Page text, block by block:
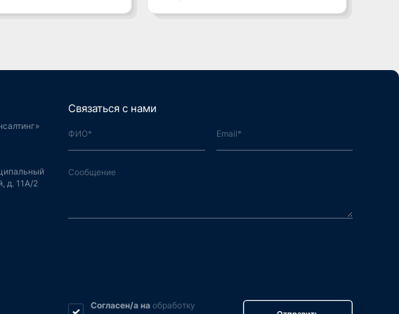
д. 11А/2
Связаться с нами
Согласен/а наобработку